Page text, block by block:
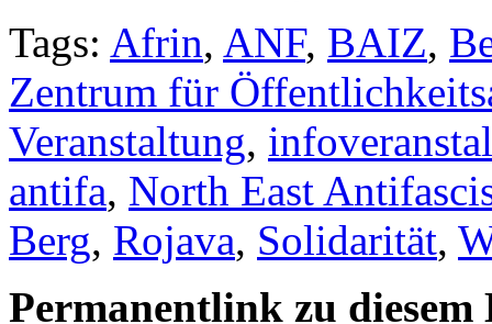
Tags: Afrin, ANF, BAIZ,
Zentrum für
Veranstaltung,
antifa, North East
Berg, Rojava, Solidarität,
Permanentlink zu